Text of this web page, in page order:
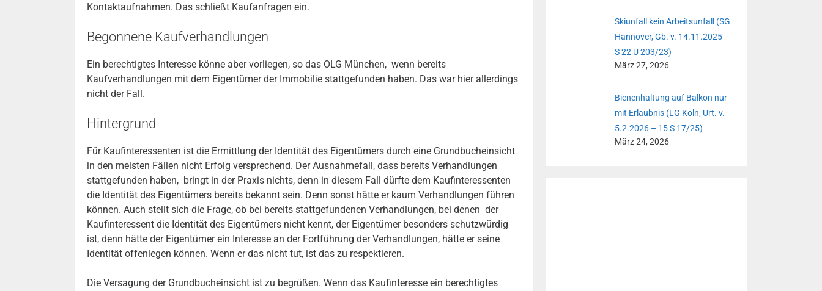
Kontaktaufnahmen. Das schließt Kaufanfragen ein.
Begonnene Kaufverhandlungen
Ein berechtigtes Interesse könne aber vorliegen, so das OLG München, wenn bereits
Kaufverhandlungen mit dem Eigentümer der Immobilie stattgefunden haben. Das war hier allerdings
nicht der Fall.
Hintergrund
Für Kaufinteressenten ist die Ermittlung der Identität des Eigentümers durch eine Grundbucheinsicht
in den meisten Fällen nicht Erfolg versprechend. Der Ausnahmefall, dass bereits Verhandlungen
stattgefunden haben, bringt in der Praxis nichts, denn in diesem Fall dürfte dem Kaufinteressenten
die Identität des Eigentümers bereits bekannt sein. Denn sonst hätte er kaum Verhandlungen führen
können. Auch stellt sich die Frage, ob bei bereits stattgefundenen Verhandlungen, bei denen der
Kaufinteressent die Identität des Eigentümers nicht kennt, der Eigentümer besonders schutzwürdig
ist, denn hätte der Eigentümer ein Interesse an der Fortführung der Verhandlungen, hätte er seine
Identität offenlegen können. Wenn er das nicht tut, ist das zu respektieren.
Die Versagung der Grundbucheinsicht ist zu begrüßen. Wenn das Kaufinteresse ein berechtigtes
Skiunfall kein Arbeitsunfall (SG
Hannover, Gb. v. 14.11.2025 –
S 22 U 203/23)
März 27, 2026
Bienenhaltung auf Balkon nur
mit Erlaubnis (LG Köln, Urt. v.
5.2.2026 – 15 S 17/25)
März 24, 2026